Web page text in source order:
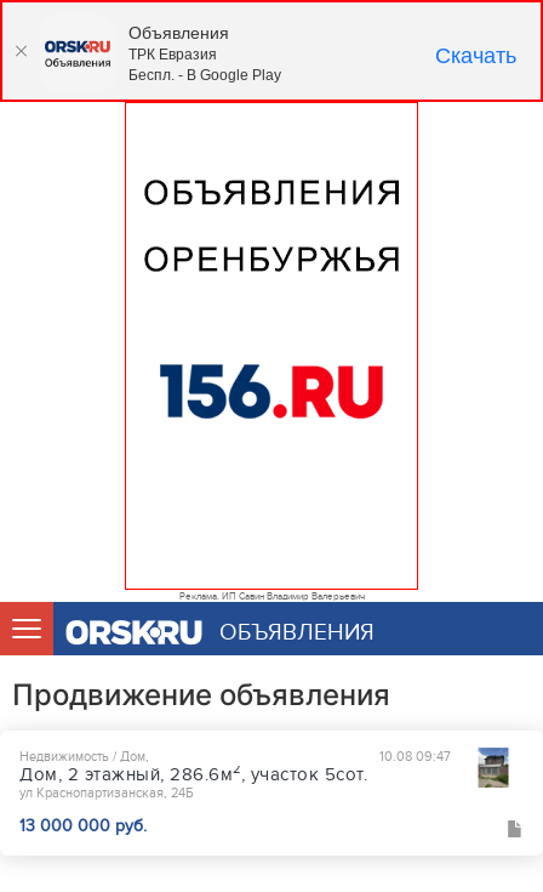
Реклама. ИП Савин Владимир Валерьевич
ОБЪЯВЛЕНИЯ
Продвижение объявления
10.08 09:47
Недвижимость / Дом,
Дом, 2 этажный, 286.6м2, участок 5сот.
ул Краснопартизанская, 24Б
13 000 000 руб.
Объявления
ТРК Евразия
Беспл. - В Google Play
Скачать